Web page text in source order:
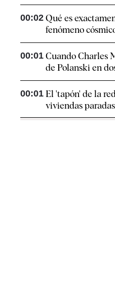
00:02 Qué es
fenómeno
00:01 Cuando Charles
de Polanski en
00:01 El 'tapón' de la
viviendas